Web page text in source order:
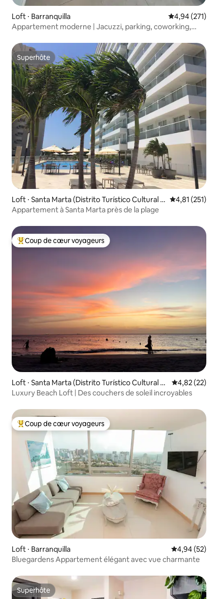
Loft ⋅ Barranquilla Évaluation
4,94 (271)
Appartement moderne | Jacuzzi, parking, coworking,
Superhôte
Superhôte
Loft ⋅ Santa Marta (Distrito Turístico Cultural E
Histórico)
Évaluation
4,81 (251)
Appartement à Santa Marta près de la plage
Coups de cœur voyageurs les plus appréciés
Coup de cœur voyageurs
Loft ⋅ Santa Marta (Distrito Turístico Cultural E
Histórico)
Évaluation
4,82 (22)
Luxury Beach Loft | Des couchers de soleil incroyables
Coups de cœur voyageurs les plus appréciés
Coup de cœur voyageurs
Loft ⋅ Barranquilla Évaluation
4,94 (52)
Bluegardens Appartement élégant avec vue charmante
Superhôte
Superhôte